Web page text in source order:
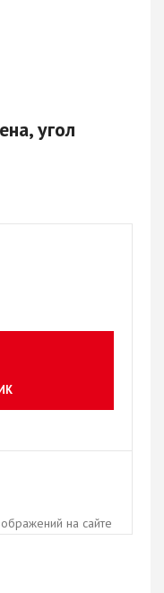
угол
на сайте